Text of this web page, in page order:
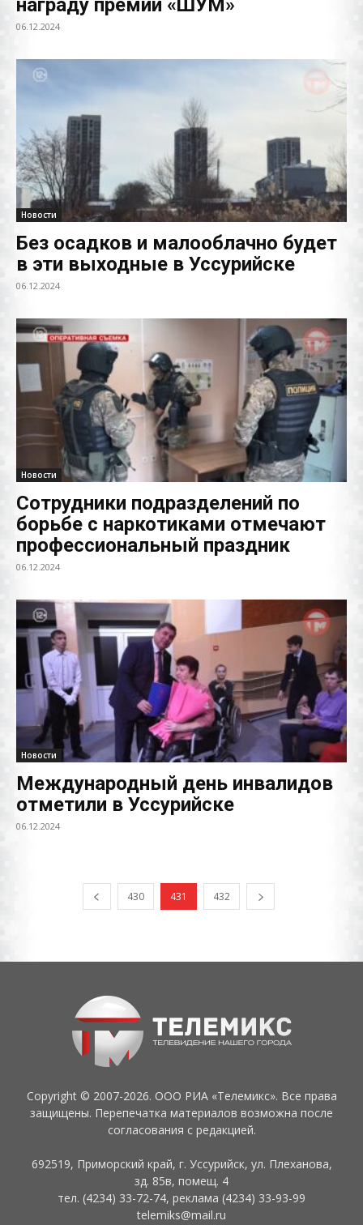
награду премии «ШУМ»
06.12.2024
Новости
Без осадков и малооблачно будет
в эти выходные в Уссурийске
06.12.2024
Новости
Сотрудники подразделений по
борьбе с наркотиками отмечают
профессиональный праздник
06.12.2024
Новости
Международный день инвалидов
отметили в Уссурийске
06.12.2024
430 431 432
Copyright © 2007-2026. ООО РИА «Телемикс». Все права
защищены. Перепечатка материалов возможна после
согласования с редакцией.
692519, Приморский край, г. Уссурийск, ул. Плеханова,
зд. 85в, помещ. 4
тел. (4234) 33-72-74, реклама (4234) 33-93-99
telemiks@mail.ru